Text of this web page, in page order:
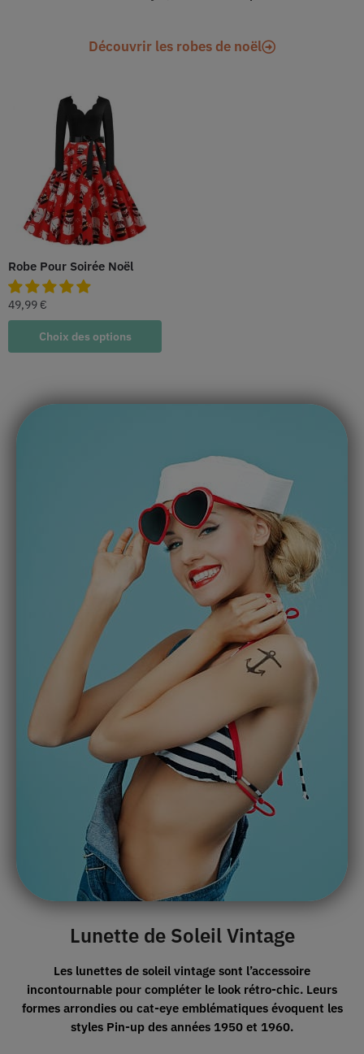
Découvrir les robes de noël
Robe Pour Soirée Noël
49,99 €
Choix des options
Lunette de Soleil Vintage
Les lunettes de soleil vintage sont l’accessoire
incontournable pour compléter le look rétro-chic. Leurs
formes arrondies ou cat-eye emblématiques évoquent les
styles Pin-up des années 1950 et 1960.